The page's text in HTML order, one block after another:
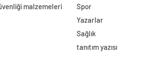
malzemeleri
Spor
Yazarlar
Sağlık
tanıtım yazısı